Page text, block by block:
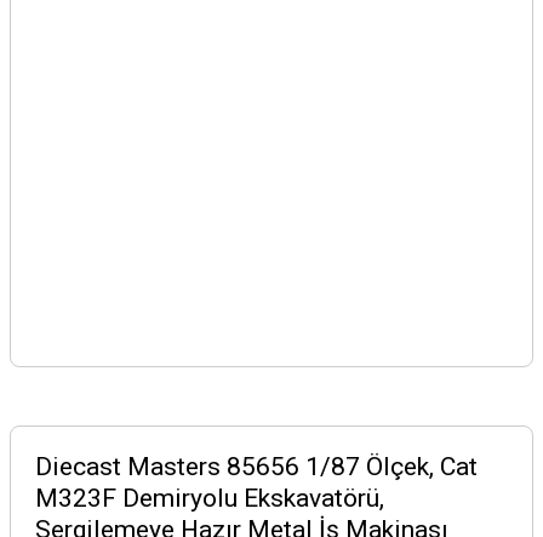
Diecast Masters 85656 1/87 Ölçek, Cat
M323F Demiryolu Ekskavatörü,
Sergilemeye Hazır Metal İş Makinası